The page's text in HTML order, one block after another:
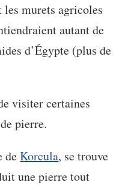
les murets agricoles
autant de
d’Égypte (plus de
visiter certaines
pierre.
deKorcula, se trouve
une pierre tout